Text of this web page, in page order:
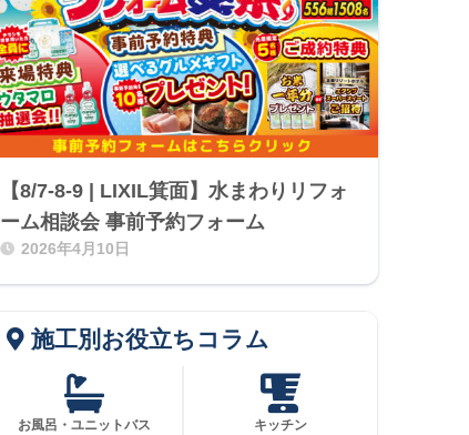
【8/7-8-9 | LIXIL箕面】水まわりリフォ
ーム相談会 事前予約フォーム
2026年4月10日
施工別お役立ちコラム
お風呂・ユニットバス キッチン